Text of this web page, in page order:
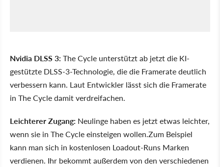
Nvidia DLSS 3:The Cycle unterstützt ab jetzt die KI-
gestützte DLSS-3-Technologie, die die Framerate deutlich
verbessern kann. Laut Entwickler lässt sich die Framerate
in The Cycle damit verdreifachen.
Leichterer Zugang: Neulinge haben es jetzt etwas leichter,
wenn sie in The Cycle einsteigen wollen.Zum Beispiel
kann man sich in kostenlosen Loadout-Runs Marken
verdienen. Ihr bekommt außerdem von den verschiedenen